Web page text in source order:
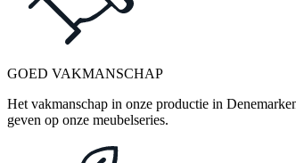
GOED VAKMANSCHAP
Het vakmanschap in onze productie in
geven op onze meubelseries.